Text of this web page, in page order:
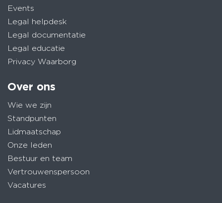
Events
Legal helpdesk
Legal documentatie
Legal educatie
Privacy Waarborg
Over ons
Wie we zijn
Standpunten
Lidmaatschap
Onze leden
Bestuur en team
Vertrouwenspersoon
Vacatures